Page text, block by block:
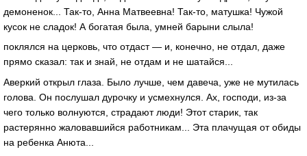
демоненок... Так-то, Анна Матвеевна! Так-то, матушка! Чужой
кусок не сладок! А богатая была, умней барыни слыла!
поклялся на церковь, что отдаст — и, конечно, не отдал, даже
прямо сказал: так и знай, не отдам и не шатайся...
Аверкий открыл глаза. Было лучше, чем давеча, уже не мутилась
голова. Он послушал дурочку и усмехнулся. Ах, господи, из-за
чего только волнуются, страдают люди! Этот старик, так
растерянно жаловавшийся работникам... Эта плачущая от обиды
на ребенка Анюта...